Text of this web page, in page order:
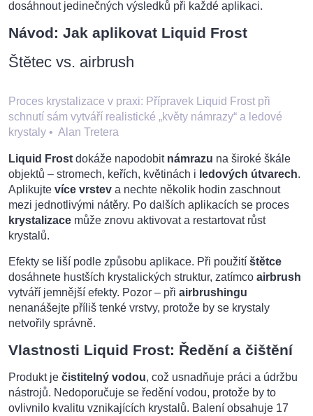
dosáhnout jedinečných výsledků při každé aplikaci.
Návod: Jak aplikovat Liquid Frost
Štětec vs. airbrush
Proces krystalizace v praxi: Přípravek Liquid Frost při
schnutí sám vytváří realistické „květy námrazy“ a ledové
krystaly • Alan Tretera
Liquid Frost dokáže napodobit námrazu na široké škále
objektů – stromech, keřích, květinách i ledových útvarech.
Aplikujte více vrstev a nechte několik hodin zaschnout
mezi jednotlivými nátěry. Po dalších aplikacích se proces
krystalizace může znovu aktivovat a restartovat růst
krystalů.
Efekty se liší podle způsobu aplikace. Při použití štětce
dosáhnete hustších krystalických struktur, zatímco airbrush
vytváří jemnější efekty. Pozor – při airbrushingu
nenanášejte příliš tenké vrstvy, protože by se krystaly
netvořily správně.
Vlastnosti Liquid Frost: Ředění a čištění
Produkt je čistitelný vodou, což usnadňuje práci a údržbu
nástrojů. Nedoporučuje se ředění vodou, protože by to
ovlivnilo kvalitu vznikajících krystalů. Balení obsahuje 17